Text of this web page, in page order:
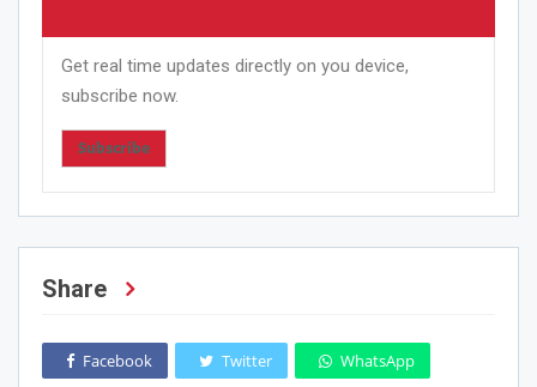
Get real time updates directly on you device,
subscribe now.
Subscribe
Share
Facebook Twitter WhatsApp